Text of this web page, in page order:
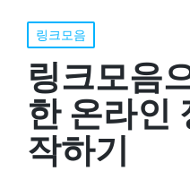
Posted
in
링크모음
링크모음
한 온라인
작하기